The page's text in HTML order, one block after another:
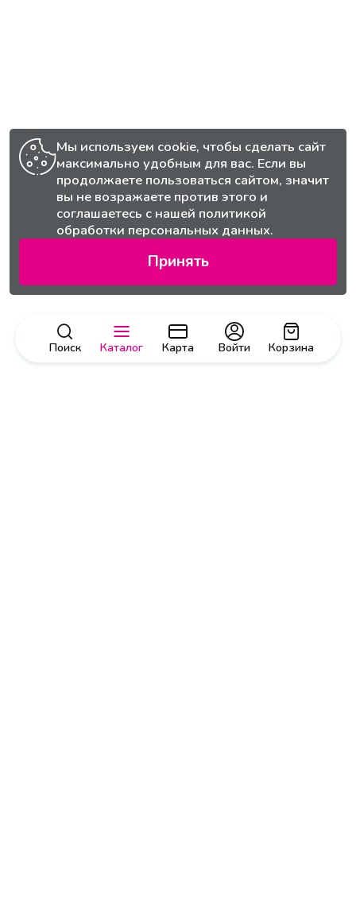
Поиск Каталог Карта Корзина
Войти
Мы используем cookie, чтобы сделать сайт
максимально удобным для вас. Если вы
продолжаете пользоваться сайтом, значит
вы не возражаете против этого и
соглашаетесь с нашей политикой
обработки персональных данных.
Принять